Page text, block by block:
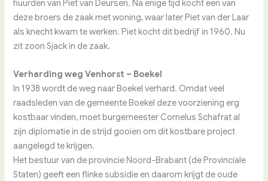
huurden van Piet van Deursen. Na enige tijd kocht een van
deze broers de zaak met woning, waar later Piet van der Laar
als knecht kwam te werken. Piet kocht dit bedrijf in 1960. Nu
zit zoon Sjack in de zaak.
Verharding weg Venhorst – Boekel
In 1938 wordt de weg naar Boekel verhard. Omdat veel
raadsleden van de gemeente Boekel deze voorziening erg
kostbaar vinden, moet burgemeester Cornelus Schafrat al
zijn diplomatie in de strijd gooien om dit kostbare project
aangelegd te krijgen.
Het bestuur van de provincie Noord-Brabant (de Provinciale
Staten) geeft een flinke subsidie en daarom krijgt de oude